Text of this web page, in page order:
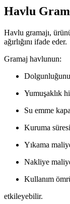
Havlu
Havlu gramajı,
ağırlığını ifade eder.
Gramaj havlunun:
Dolgunluğunu
Yumuşaklık
Su emme
Kuruma
Yıkama
Nakliye
Kullanım
etkileyebilir.